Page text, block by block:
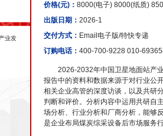
业发
价格(元)： 8000(电子) 8000(纸质)
出版日期： 2026-1
交付方式： Email电子版/特快专递
订购电话： 400-700-9228 010-
2026-2032年中国卫星地面站产
报告中的资料和数据来源于对行业公
相关企业高管的深度访谈，以及共研
判断和评价。分析内容中运用共研自
场分析、行业分析和厂商分析，能够
是企业布局煤炭综采设备后市场服务